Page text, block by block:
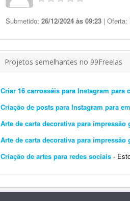
Submetido: 26/12/2024 às 09:23 | Oferta:
Projetos semelhantes no 99Freelas
Criar 16 carrosséis para Instagram para
Criação de posts para Instagram para
Arte de carta decorativa para impressão
Arte de carta decorativa para impressão
Criação de artes para redes sociais - Estou